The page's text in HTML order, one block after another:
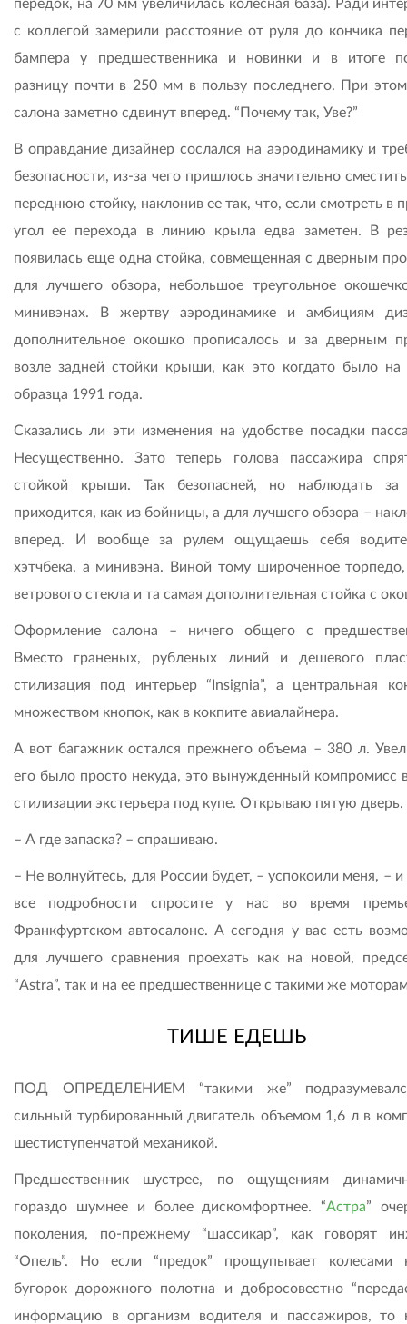
передок, на 70 мм увеличилась колесная база). Ради
с коллегой замерили расстояние от руля до кончика
бампера у предшественника и новинки и в итоге
разницу почти в 250 мм в пользу последнего. При
салона заметно сдвинут вперед. “Почему так, Уве?”
В оправдание дизайнер сослался на аэродинамику и
безопасности, из-за чего пришлось значительно
переднюю стойку, наклонив ее так, что, если смотреть в
угол ее перехода в линию крыла едва заметен. В
появилась еще одна стойка, совмещенная с дверным
для лучшего обзора, небольшое треугольное
минивэнах. В жертву аэродинамике и амбициям
дополнительное окошко прописалось и за дверным
возле задней стойки крыши, как это когда­то было на
образца 1991 года.
Сказались ли эти изменения на удобстве посадки
Несущественно. Зато теперь голова пассажира
стойкой крыши. Так безопасней, но наблюдать за
приходится, как из бойницы, а для лучшего обзора –
вперед. И вообще за рулем ощущаешь себя
хэтчбека, а минивэна. Виной тому широченное
ветрового стекла и та самая дополнительная стойка с
Оформление салона – ничего общего с
Вместо граненых, рубленых линий и дешевого
стилизация под интерьер “Insignia”, а центральная
множеством кнопок, как в кокпите авиалайнера.
А вот багажник остался прежнего объема – 380 л.
его было просто некуда, это вынужденный компромисс
стилизации экстерьера под купе. Открываю пятую дверь.
– А где запаска? – спрашиваю.
– Не волнуйтесь, для России будет, – успокоили меня, –
все подробности спросите у нас во время
Франкфуртском автосалоне. А сегодня у вас есть
для лучшего сравнения проехать как на новой,
“Astra”, так и на ее предшественнице с такими же
ТИШЕ ЕДЕШЬ
ПОД ОПРЕДЕЛЕНИЕМ “такими же”
сильный турбированный двигатель объемом 1,6 л в
шестиступенчатой механикой.
Предшественник шустрее, по ощущениям
гораздо шумнее и более дискомфортнее. “Астра”
поколения, по-прежнему “шасси­кар”, как говорят
“Опель”. Но если “предок” прощупывает колесами
бугорок дорожного полотна и добросовестно
информацию в организм водителя и пассажиров, то